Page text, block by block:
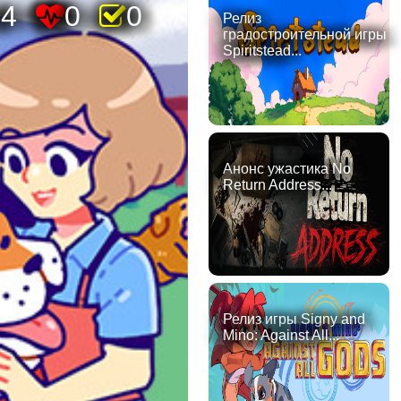
0 0
Релиз
градостроительной игры
Spiritstead...
Анонс ужастика No
Return Address...
Релиз игры Signy and
Mino: Against All...